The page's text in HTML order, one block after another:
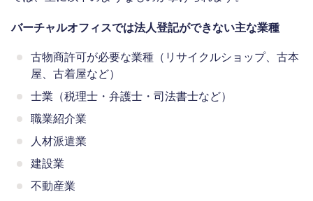
バーチャルオフィスでは法人登記ができない主な業種
古物商許可が必要な業種（リサイクルショップ、古本
屋、古着屋など）
士業（税理士・弁護士・司法書士など）
職業紹介業
人材派遣業
建設業
不動産業